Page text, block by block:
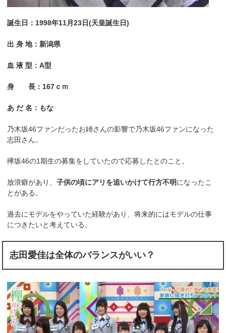
誕生日：1998年11月23日(天皇誕生日)
出 身 地：新潟県
血 液 型：A型
身 長：167ｃｍ
あ だ 名：もな
乃木坂46ファンだったお姉さんの影響で乃木坂46ファンになった
志田さん。
欅坂46の1期生の募集をしていたので応募したとのこと。
放浪癖があり、子供の頃にアリを追いかけて行方不明になったこ
とがある。
過去にモデルをやっていた経験があり、将来的にはモデルの仕事
につきたいと考えている。
志田愛佳は全体のバランスがいい？